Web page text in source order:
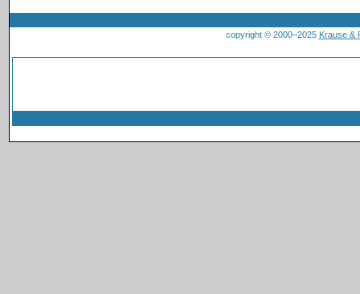
copyright © 2000–2025 Krause &